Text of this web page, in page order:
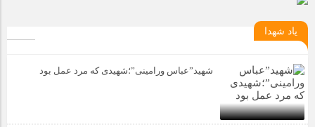
یاد شهدا
شهید”عباس ورامینی”؛شهیدی که مرد عمل بود